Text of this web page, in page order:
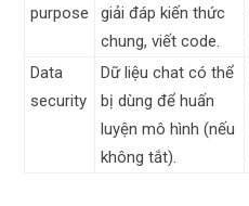
purpose
giải đáp kiến thức
chung, viết code.
Data
security
Dữ liệu chat có thể
bị dùng để huấn
luyện mô hình (nếu
không tắt).